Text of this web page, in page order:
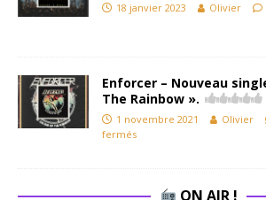
18 janvier 2023 Olivier
Enforcer – Nouveau
The Rainbow ».
1 novembre 2021 Olivier
fermés
ON AIR !